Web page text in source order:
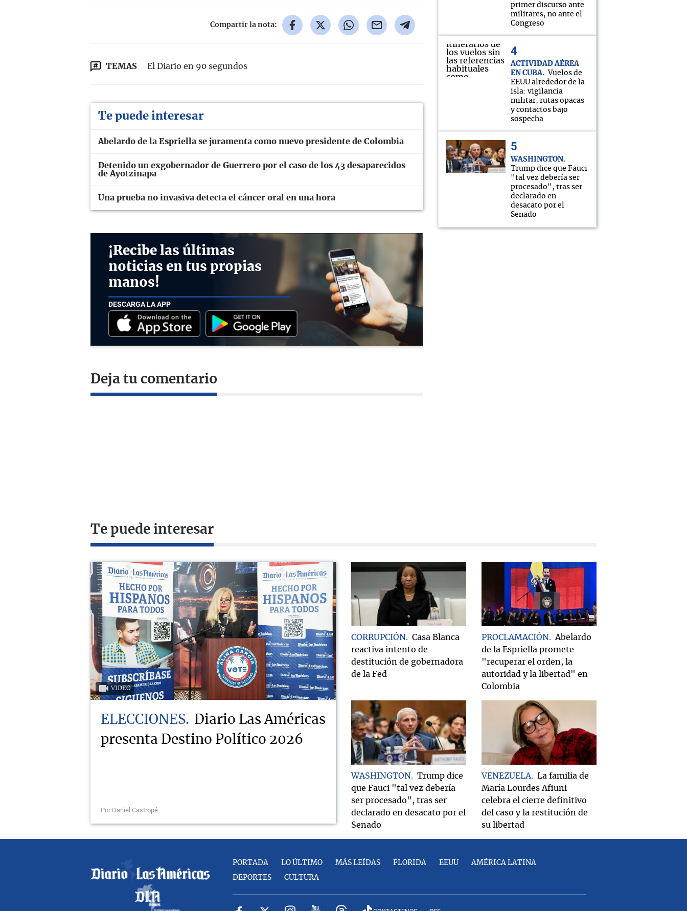
Compartir la nota:
TEMAS El Diario en 90 segundos
Te puede interesar
Abelardo de la Espriella se juramenta como nuevo presidente de Colombia
Detenido un exgobernador de Guerrero por el caso de los 43 desaparecidos
de Ayotzinapa
Una prueba no invasiva detecta el cáncer oral en una hora
¡Recibe las últimas
noticias en tus propias
manos!
DESCARGA LA APP
Deja tu comentario
primer discurso ante
militares, no ante el
Congreso
ACTIVIDAD AÉREA
EN CUBA
Vuelos de
EEUU alrededor de la
isla: vigilancia
militar, rutas opacas
y contactos bajo
sospecha
WASHINGTON
Trump dice que Fauci
"tal vez debería ser
procesado", tras ser
declarado en
desacato por el
Senado
Te puede interesar
VIDEO
ELECCIONES
Diario Las Américas
presenta Destino Político 2026
Por Daniel Castropé
CORRUPCIÓN
Casa Blanca
reactiva intento de
destitución de gobernadora
de la Fed
PROCLAMACIÓN
Abelardo
de la Espriella promete
"recuperar el orden, la
autoridad y la libertad" en
Colombia
WASHINGTON
Trump dice
que Fauci "tal vez debería
ser procesado", tras ser
declarado en desacato por el
Senado
VENEZUELA
La familia de
María Lourdes Afiuni
celebra el cierre definitivo
del caso y la restitución de
su libertad
PORTADA LO ÚLTIMO MÁS LEÍDAS FLORIDA EEUU AMÉRICA LATINA
DEPORTES CULTURA